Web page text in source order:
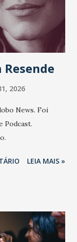
2026
News. Foi
Podcast.
LEIA MAIS »